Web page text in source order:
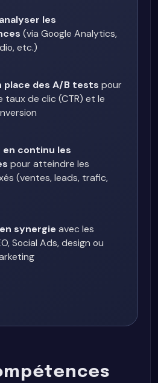
les
(via Google Analytics,
etc.)
place des A/B tests pour
taux de clic (CTR) et le
en continu les
pour atteindre les
(ventes, leads, trafic,
synergie avec les
Social Ads, design ou